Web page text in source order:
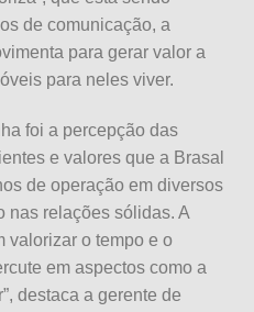
de comunicação, a
para gerar valor a
para neles viver.
foi a percepção das
e valores que a Brasal
de operação em diversos
nas relações sólidas. A
valorizar o tempo e o
em aspectos como a
destaca a gerente de